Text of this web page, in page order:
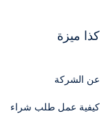
كذا ميزة
عن الشركة
كيفية عمل طلب شراء